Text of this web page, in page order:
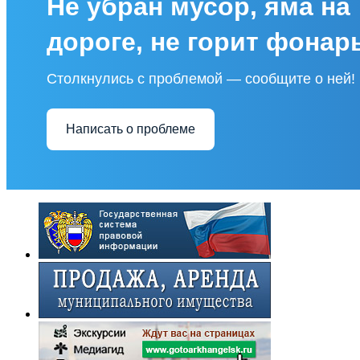
Не убран мусор, яма на
дороге, не горит
Столкнулись с проблемой — сообщите о ней!
Написать о проблеме